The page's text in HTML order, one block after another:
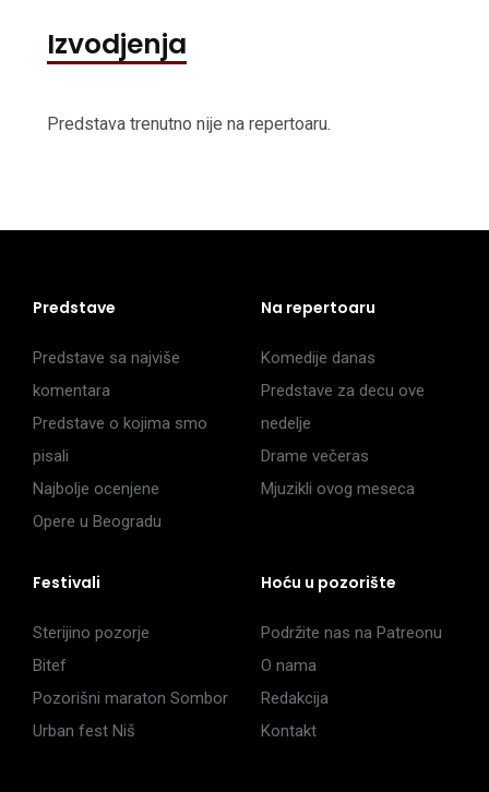
Izvodjenja
Predstava trenutno nije na repertoaru.
Predstave
Predstave sa najviše
komentara
Predstave o kojima smo
pisali
Najbolje ocenjene
Opere u Beogradu
Na repertoaru
Komedije danas
Predstave za decu ove
nedelje
Drame večeras
Mjuzikli ovog meseca
Festivali
Sterijino pozorje
Bitef
Pozorišni maraton Sombor
Urban fest Niš
Hoću u pozorište
Podržite nas na Patreonu
O nama
Redakcija
Kontakt